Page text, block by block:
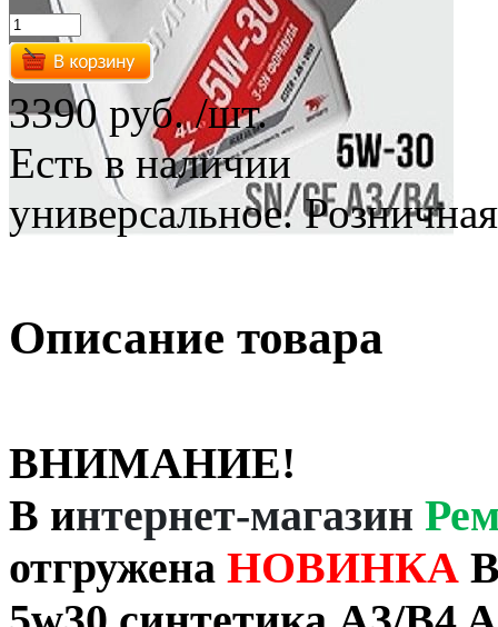
3390 руб./шт.
Есть в наличии
универсальное.
Описание товара
ВНИМАНИЕ!
В интернет-магазин
отгружена НОВИНКА